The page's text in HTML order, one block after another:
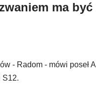
ma
- Radom - mówi poseł
S12.